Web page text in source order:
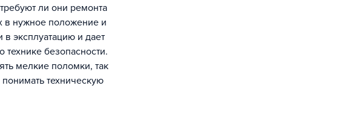
ли они ремонта
в нужное положение и
в эксплуатацию и дает
безопасности.
мелкие поломки, так
техническую